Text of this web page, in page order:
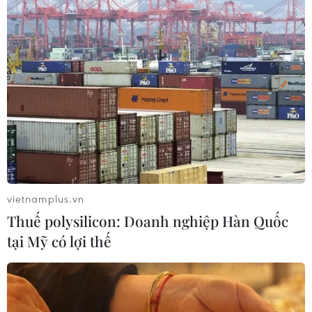
Đắk Lắk tháo gỡ khó khăn, đảm bảo
đủ sách giáo khoa cho năm học mới
06/08/2026 04:12
Bộ GD-ĐT dự kiến điều chỉnh trong
bổ nhiệm chức danh và xếp lương
nhà giáo
Dự kiến giảm hơn 17.000 đầu mối cơ
sở giáo dục trên cả nước, tương ứng
45,7%
06/08/2026 01:26
vietnamplus.vn
Thuế polysilicon: Doanh nghiệp Hàn Quốc
tại Mỹ có lợi thế